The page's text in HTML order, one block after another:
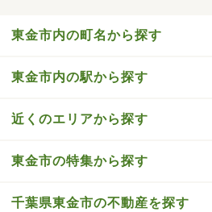
東金市内の町名から探す
東金市内の駅から探す
近くのエリアから探す
東金市の特集から探す
千葉県東金市の不動産を探す